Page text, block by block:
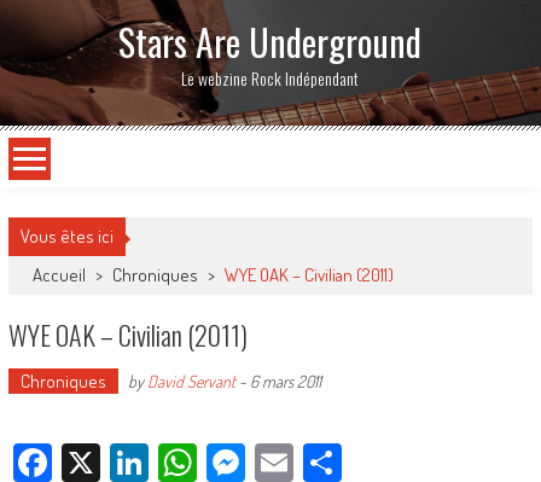
Stars Are Underground
Le webzine Rock Indépendant
Vous êtes ici
Accueil > Chroniques > WYE OAK – Civilian (2011)
WYE OAK – Civilian (2011)
Chroniques byDavid Servant- 6 mars 2011
Facebook
X LinkedIn
WhatsApp
Messenger
EmailPartager